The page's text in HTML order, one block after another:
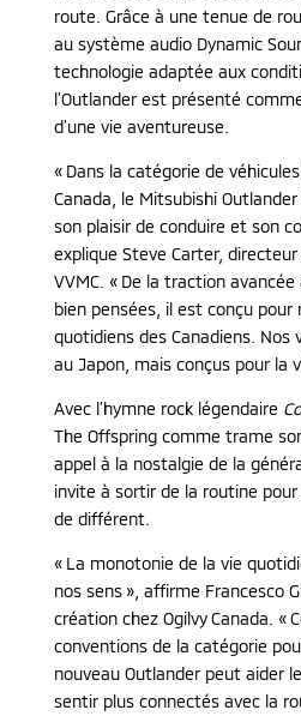
route. Grâce à une tenue de
au système audio Dynamic
technologie adaptée aux
l’Outlander est présenté
d’une vie aventureuse.
« Dans la catégorie de
Canada, le Mitsubishi
son plaisir de conduire et son
explique Steve Carter,
VVMC. « De la traction
bien pensées, il est conçu pour
quotidiens des Canadiens. Nos
au Japon, mais conçus pour la
Avec l’hymne rock légendaire
The Offspring comme trame
appel à la nostalgie de la
invite à sortir de la routine
de différent.
« La monotonie de la vie
nos sens », affirme Francesco
création chez Ogilvy Canada. «
conventions de la catégorie
nouveau Outlander peut aider
sentir plus connectés avec la